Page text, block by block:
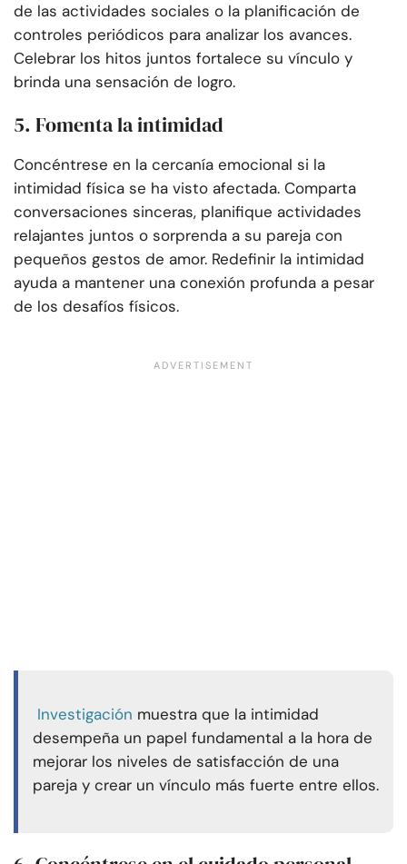
de las actividades sociales o la planificación de
controles periódicos para analizar los avances.
Celebrar los hitos juntos fortalece su vínculo y
brinda una sensación de logro.
5. Fomenta la intimidad
Concéntrese en la cercanía emocional si la
intimidad física se ha visto afectada. Comparta
conversaciones sinceras, planifique actividades
relajantes juntos o sorprenda a su pareja con
pequeños gestos de amor. Redefinir la intimidad
ayuda a mantener una conexión profunda a pesar
de los desafíos físicos.
Investigación muestra que la intimidad
desempeña un papel fundamental a la hora de
mejorar los niveles de satisfacción de una
pareja y crear un vínculo más fuerte entre ellos.